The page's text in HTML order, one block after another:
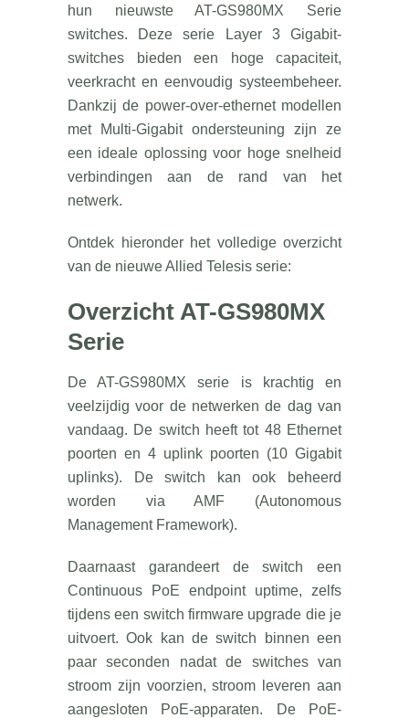
hun nieuwste AT-GS980MX Serie
switches. Deze serie Layer 3 Gigabit-
switches bieden een hoge capaciteit,
veerkracht en eenvoudig systeembeheer.
Dankzij de power-over-ethernet modellen
met Multi-Gigabit ondersteuning zijn ze
een ideale oplossing voor hoge snelheid
verbindingen aan de rand van het
netwerk.
Ontdek hieronder het volledige overzicht
van de nieuwe Allied Telesis serie:
Overzicht AT-GS980MX
Serie
De AT-GS980MX serie is krachtig en
veelzijdig voor de netwerken de dag van
vandaag. De switch heeft tot 48 Ethernet
poorten en 4 uplink poorten (10 Gigabit
uplinks). De switch kan ook beheerd
worden via AMF (Autonomous
Management Framework).
Daarnaast garandeert de switch een
Continuous PoE endpoint uptime, zelfs
tijdens een switch firmware upgrade die je
uitvoert. Ook kan de switch binnen een
paar seconden nadat de switches van
stroom zijn voorzien, stroom leveren aan
aangesloten PoE-apparaten. De PoE-